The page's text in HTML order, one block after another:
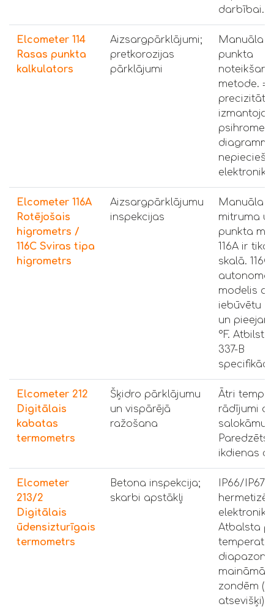
darbībai.
Elcometer 114
Rasas punkta
kalkulators
Aizsargpārklājumi;
pretkorozijas
pārklājumi
Manuāla
punkta
metode.
precizitāte,
izmantojot
Elcometer 116A
Rotējošais
higrometrs /
116C Sviras tipa
higrometrs
Aizsargpārklājumu
inspekcijas
Manuāla
mitruma
punkta
116A ir
skalā.
modelis ar
iebūvētu
un
°F. Atbilst
337-B
Elcometer 212
Digitālais
kabatas
termometrs
Šķidro pārklājumu
un vispārējā
ražošana
Ātri
rādījumi ar
salokāmu
Paredzēts
ikdienas
Elcometer
213/2
Digitālais
ūdensizturīgais
termometrs
Betona inspekcija;
skarbi apstākļi
IP66/IP67
Atbalsta
zondēm
atsevišķi).